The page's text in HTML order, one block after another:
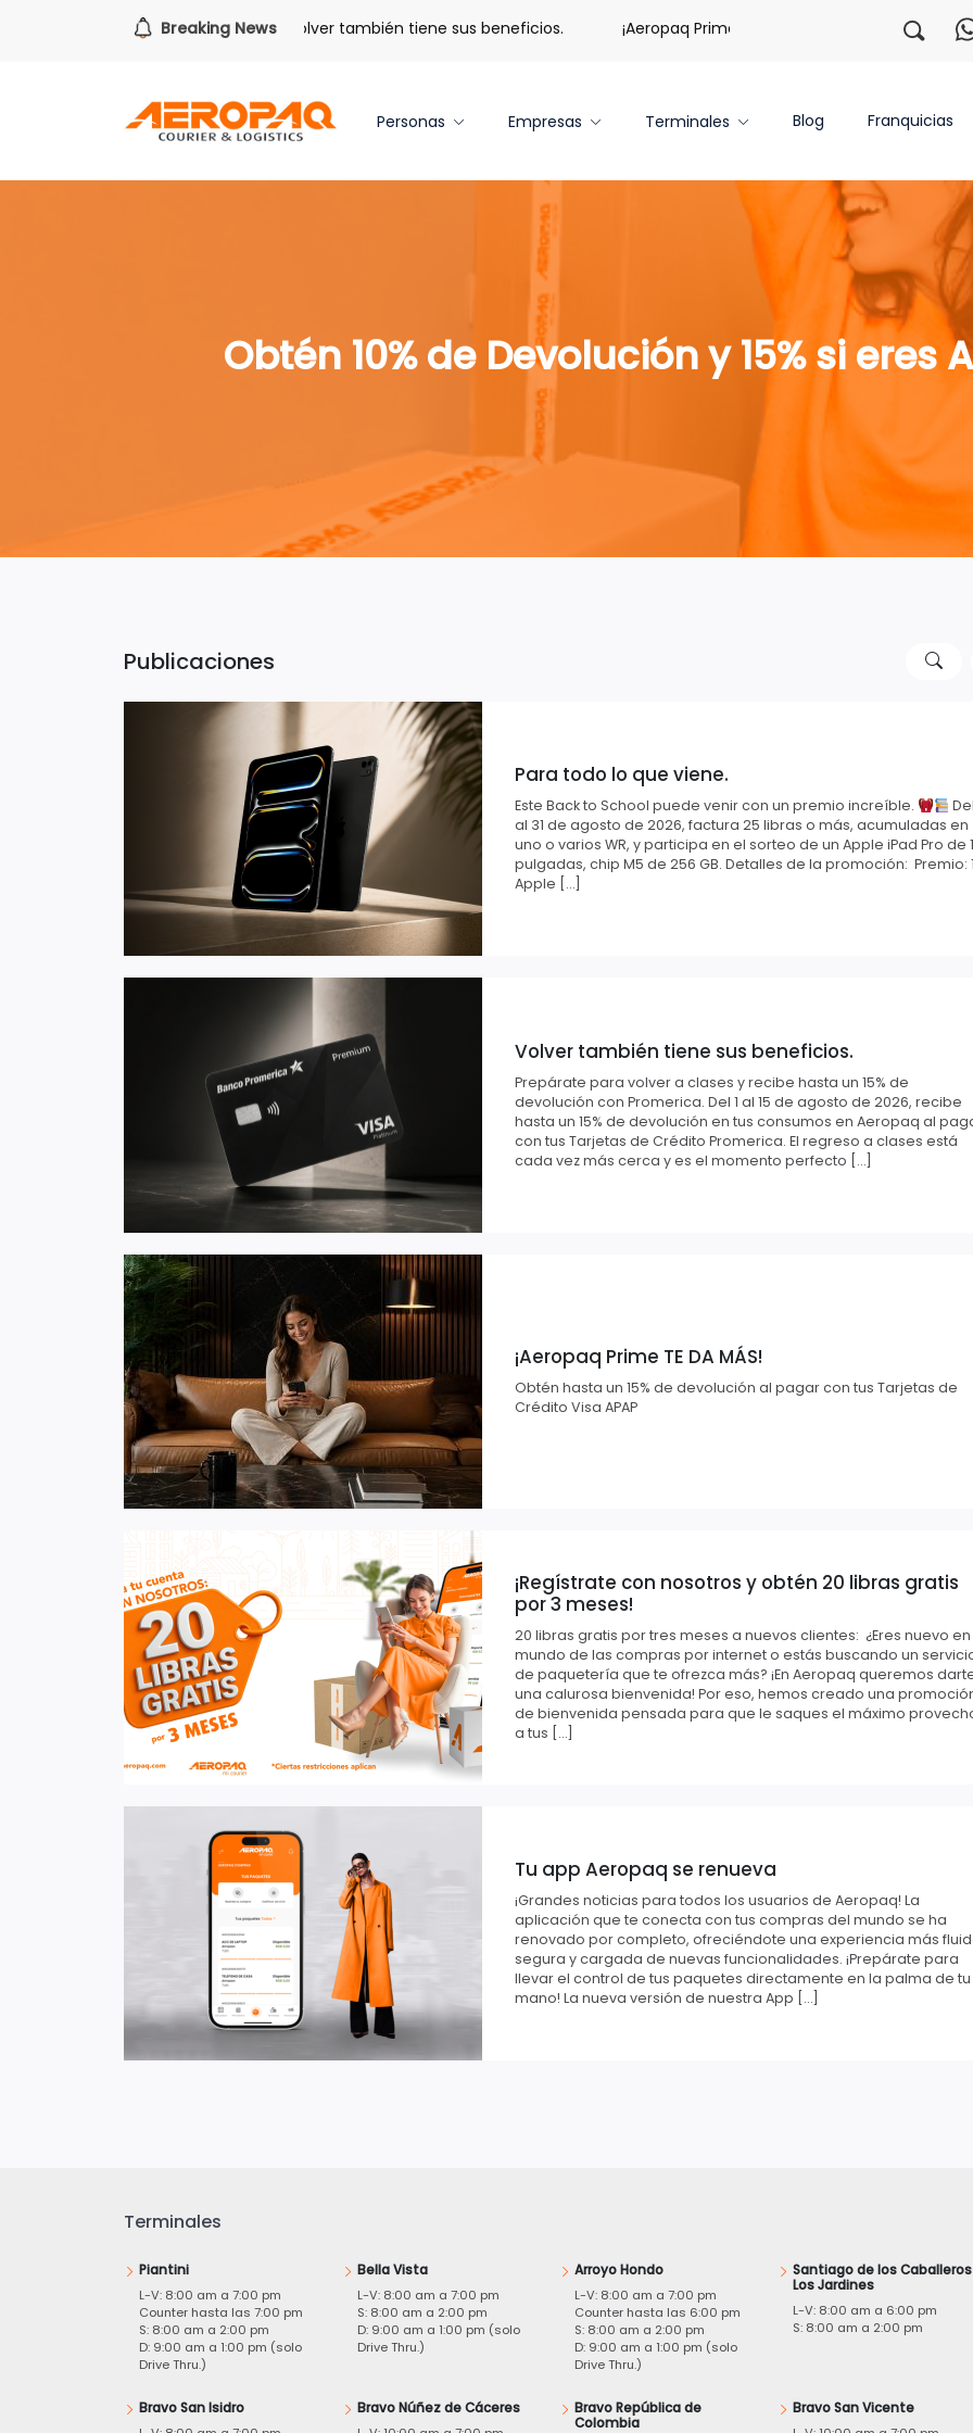
Breaking News
Para todo lo que viene. Volver también tiene sus beneficios. ¡Aeropaq Prime TE DA MÁS! ¡Regístrate
Personas Empresas Terminales Blog Franquicias
Obtén 10% de Devolución y 15% si eres
Publicaciones
Para todo lo que viene.
Este Back to School puede venir con un premio increíble.
al 31 de agosto de 2026, factura 25 libras o más, acumuladas en
uno o varios WR, y participa en el sorteo de un Apple iPad Pro de
pulgadas, chip M5 de 256 GB. Detalles de la promoción: Premio:
Apple […]
Volver también tiene sus beneficios.
Prepárate para volver a clases y recibe hasta un 15% de
devolución con Promerica. Del 1 al 15 de agosto de 2026, recibe
hasta un 15% de devolución en tus consumos en Aeropaq al
con tus Tarjetas de Crédito Promerica. El regreso a clases está
cada vez más cerca y es el momento perfecto […]
¡Aeropaq Prime TE DA MÁS!
Obtén hasta un 15% de devolución al pagar con tus Tarjetas de
Crédito Visa APAP
¡Regístrate con nosotros y obtén 20 libras gratis
por 3 meses!
20 libras gratis por tres meses a nuevos clientes: ¿Eres nuevo
mundo de las compras por internet o estás buscando un
de paquetería que te ofrezca más? ¡En Aeropaq queremos
una calurosa bienvenida! Por eso, hemos creado una
de bienvenida pensada para que le saques el máximo
a tus […]
Tu app Aeropaq se renueva
¡Grandes noticias para todos los usuarios de Aeropaq! La
aplicación que te conecta con tus compras del mundo se ha
renovado por completo, ofreciéndote una experiencia más
segura y cargada de nuevas funcionalidades. ¡Prepárate para
llevar el control de tus paquetes directamente en la palma de tu
mano! La nueva versión de nuestra App […]
Terminales
Piantini
L-V: 8:00 am a 7:00 pm
Counter hasta las 7:00 pm
S: 8:00 am a 2:00 pm
D: 9:00 am a 1:00 pm (solo
Drive Thru.)
Bella Vista
L-V: 8:00 am a 7:00 pm
S: 8:00 am a 2:00 pm
D: 9:00 am a 1:00 pm (solo
Drive Thru.)
Arroyo Hondo
L-V: 8:00 am a 7:00 pm
Counter hasta las 6:00 pm
S: 8:00 am a 2:00 pm
D: 9:00 am a 1:00 pm (solo
Drive Thru.)
Santiago de los
Los Jardines
L-V: 8:00 am a 6:00 pm
S: 8:00 am a 2:00 pm
Bravo San Isidro
Bravo Núñez de Cáceres
Bravo República de
Colombia
Bravo San Vicente